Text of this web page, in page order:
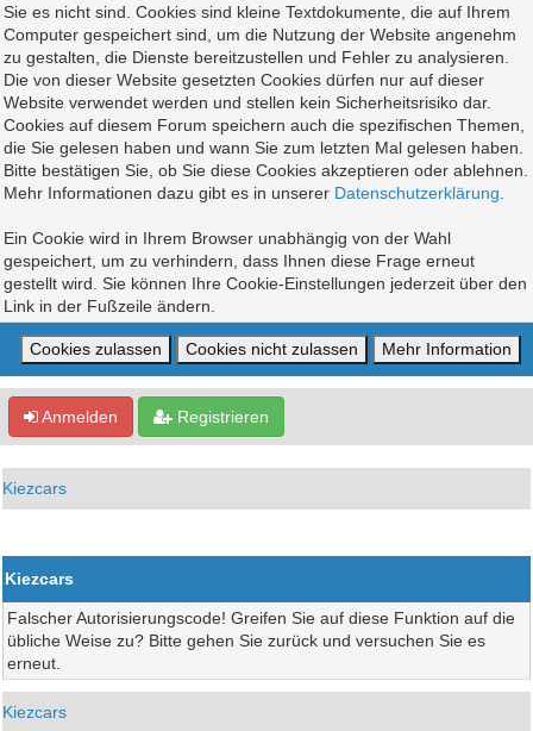
Sie es nicht sind. Cookies sind kleine Textdokumente, die auf Ihrem
Computer gespeichert sind, um die Nutzung der Website angenehm
zu gestalten, die Dienste bereitzustellen und Fehler zu analysieren.
Die von dieser Website gesetzten Cookies dürfen nur auf dieser
Website verwendet werden und stellen kein Sicherheitsrisiko dar.
Cookies auf diesem Forum speichern auch die spezifischen Themen,
die Sie gelesen haben und wann Sie zum letzten Mal gelesen haben.
Bitte bestätigen Sie, ob Sie diese Cookies akzeptieren oder ablehnen.
Mehr Informationen dazu gibt es in unserer Datenschutzerklärung
Ein Cookie wird in Ihrem Browser unabhängig von der Wahl
gespeichert, um zu verhindern, dass Ihnen diese Frage erneut
gestellt wird. Sie können Ihre Cookie-Einstellungen jederzeit über den
Link in der Fußzeile ändern.
Anmelden Registrieren
Kiezcars
Kiezcars
Falscher Autorisierungscode! Greifen Sie auf diese Funktion auf die
übliche Weise zu? Bitte gehen Sie zurück und versuchen Sie es
erneut.
Kiezcars